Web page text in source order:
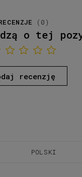
( 0 )
o tej
recenzję
POLSKI